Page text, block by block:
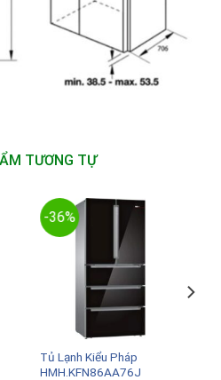
TƯƠNG TỰ
-36%
Tủ Lạnh Kiểu Pháp
HMH.KFN86AA76J